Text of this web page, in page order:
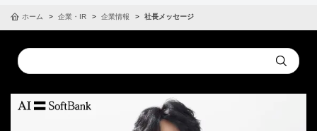
ホーム 企業・IR 企業情報 社長メッセージ
Conduct
a
Submit